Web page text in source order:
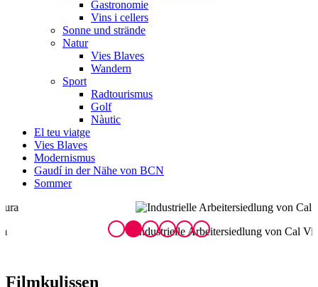
Gastronomie
Vins i cellers
Sonne und strände
Natur
Vies Blaves
Wandern
Sport
Radtourismus
Golf
Nàutic
El teu viatge
Vies Blaves
Modernismus
Gaudí in der Nähe von BCN
Sommer
Industrielle Arbeitersiedlung von Cal Vidal in Puig-reig
Filmkulissen